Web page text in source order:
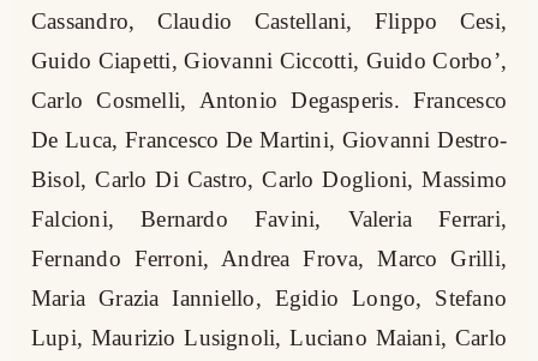
Cassandro, Claudio Castellani, Flippo Cesi,
Guido Ciapetti, Giovanni Ciccotti, Guido Corbo’,
Carlo Cosmelli, Antonio Degasperis. Francesco
De Luca, Francesco De Martini, Giovanni Destro-
Bisol, Carlo Di Castro, Carlo Doglioni, Massimo
Falcioni, Bernardo Favini, Valeria Ferrari,
Fernando Ferroni, Andrea Frova, Marco Grilli,
Maria Grazia Ianniello, Egidio Longo, Stefano
Lupi, Maurizio Lusignoli, Luciano Maiani, Carlo